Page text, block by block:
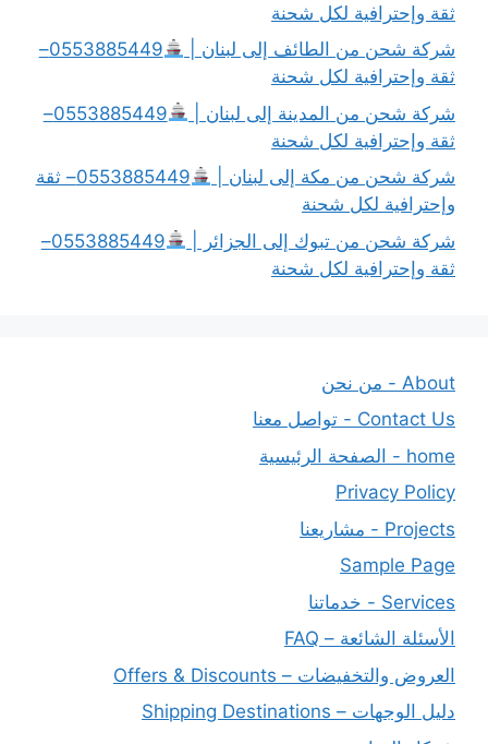
ثقة وإحترافية لكل شحنة
شركة شحن من الطائف إلى لبنان |
0553885449–
ثقة وإحترافية لكل شحنة
شركة شحن من المدينة إلى لبنان |
0553885449–
ثقة وإحترافية لكل شحنة
شركة شحن من مكة إلى لبنان |
0553885449– ثقة
وإحترافية لكل شحنة
شركة شحن من تبوك إلى الجزائر |
0553885449–
ثقة وإحترافية لكل شحنة
About - من نحن
Contact Us - تواصل معنا
home - الصفحة الرئيسية
Privacy Policy
Projects - مشاريعنا
Sample Page
Services - خدماتنا
الأسئلة الشائعة – FAQ
العروض والتخفيضات – Offers & Discounts
دليل الوجهات – Shipping Destinations